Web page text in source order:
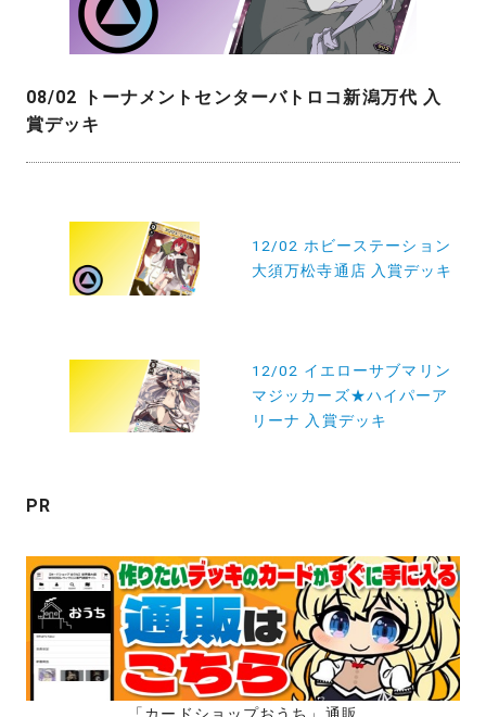
08/02 トーナメントセンターバトロコ新潟万代 入
賞デッキ
ン
12/02 ホビーステーション
大須万松寺通店 入賞デッキ
12/02 イエローサブマリン
マジッカーズ★ハイパーア
リーナ 入賞デッキ
PR